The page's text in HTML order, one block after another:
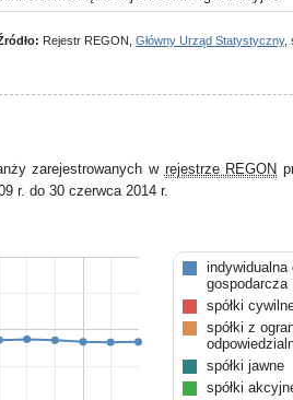
Rejestr REGON, Główny Urząd Statystyczny,
zarejestrowanych w rejestrze REGON
r. do 30 czerwca 2014 r.
indywidualna
gospodarcza
spółki
spółki z
spółki jawne
spółki